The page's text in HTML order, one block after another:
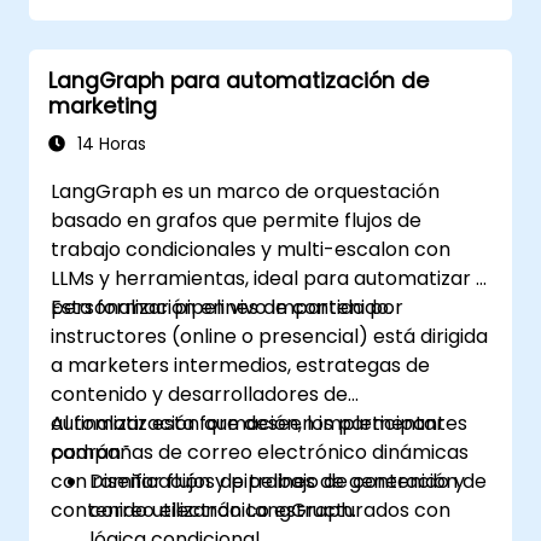
LangGraph para automatización de
marketing
14 Horas
LangGraph es un marco de orquestación
basado en grafos que permite flujos de
trabajo condicionales y multi-escalon con
LLMs y herramientas, ideal para automatizar y
personalizar pipelines de contenido.
Esta formación en vivo impartida por
instructores (online o presencial) está dirigida
a marketers intermedios, estrategas de
contenido y desarrolladores de
automatización que deseen implementar
campañas de correo electrónico dinámicas
con ramificación y pipelines de generación de
contenido utilizando LangGraph.
Al finalizar esta formación, los participantes
podrán:
Diseñar flujos de trabajo de contenido y
correo electrónico estructurados con